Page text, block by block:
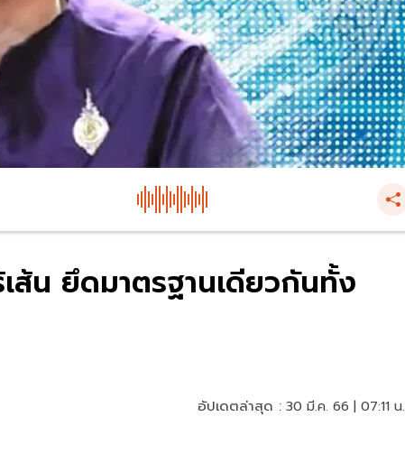
ส้น ยึดมาตรฐานเดียวกันทั้ง
อัปเดตล่าสุด : 30 มี.ค. 66 | 07:11 น.